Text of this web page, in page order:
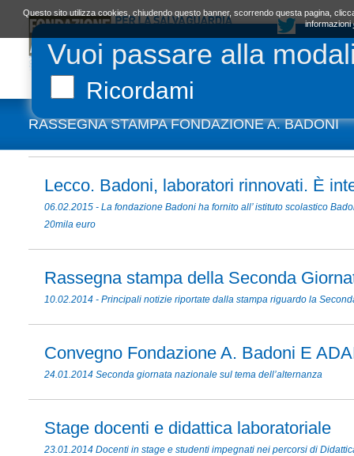
Vuoi passare alla
Ricordami
LA FONDAZIONE
RASSEGNA STAMPA FONDAZIONE A. BADONI
Lecco. Badoni, laboratori rinnovati. È
06.02.2015 - La fondazione Badoni ha fornito all’ istituto scolastico
20mila euro
Rassegna stampa della Seconda
10.02.2014 - Principali notizie riportate dalla stampa riguardo la
Convegno Fondazione A. Badoni E
24.01.2014 Seconda giornata nazionale sul tema dell’alternanza
Stage docenti e didattica laboratoriale
23.01.2014 Docenti in stage e studenti impegnati nei percorsi di
Questo sito utilizza cookies, chiudendo questo banner, scorrendo questa pagina,
informazioni